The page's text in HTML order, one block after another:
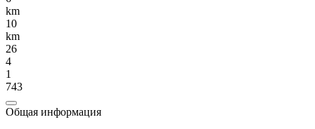
km
10
km
26
4
1
743
Общая информация